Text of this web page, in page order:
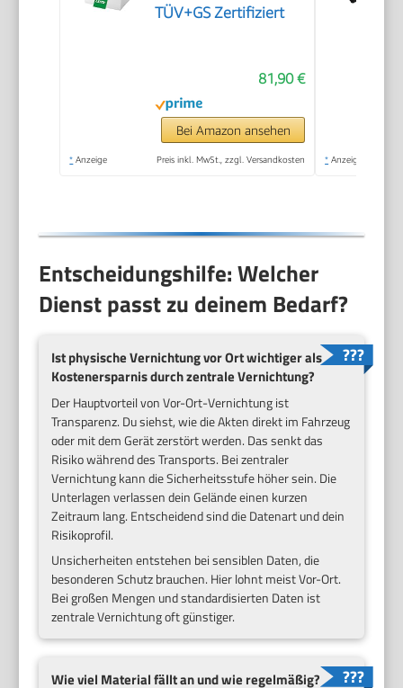
TÜV+GS Zertifiziert
81,90 €
Bei Amazon ansehen
* Anzeige Preis inkl. MwSt., zzgl. Versandkosten * Anzeige
Entscheidungshilfe: Welcher
Dienst passt zu deinem Bedarf?
Ist physische Vernichtung vor Ort wichtiger als
Kostenersparnis durch zentrale Vernichtung?
Der Hauptvorteil von Vor-Ort-Vernichtung ist
Transparenz. Du siehst, wie die Akten direkt im Fahrzeug
oder mit dem Gerät zerstört werden. Das senkt das
Risiko während des Transports. Bei zentraler
Vernichtung kann die Sicherheitsstufe höher sein. Die
Unterlagen verlassen dein Gelände einen kurzen
Zeitraum lang. Entscheidend sind die Datenart und dein
Risikoprofil.
Unsicherheiten entstehen bei sensiblen Daten, die
besonderen Schutz brauchen. Hier lohnt meist Vor-Ort.
Bei großen Mengen und standardisierten Daten ist
zentrale Vernichtung oft günstiger.
Wie viel Material fällt an und wie regelmäßig?